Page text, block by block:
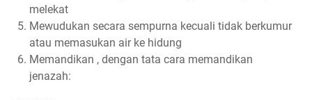
melekat
Mewudukan secara sempurna kecuali tidak berkumur
atau memasukan air ke hidung
Memandikan , dengan tata cara memandikan
jenazah: